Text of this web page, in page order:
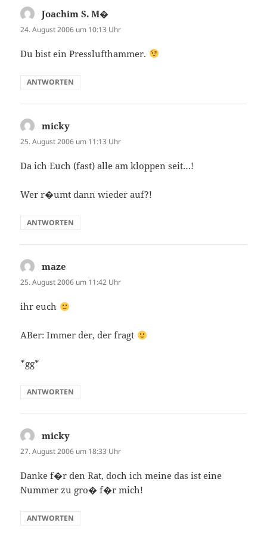
Joachim S. M�
24. August 2006 um 10:13 Uhr
Du bist ein Presslufthammer.
ANTWORTEN
micky
25. August 2006 um 11:13 Uhr
Da ich Euch (fast) alle am kloppen seit…!
Wer r�umt dann wieder auf?!
ANTWORTEN
maze
25. August 2006 um 11:42 Uhr
ihr euch
ABer: Immer der, der fragt
*gg*
ANTWORTEN
micky
27. August 2006 um 18:33 Uhr
Danke f�r den Rat, doch ich meine das ist eine
Nummer zu gro� f�r mich!
ANTWORTEN